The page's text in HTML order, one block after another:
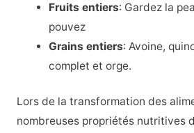
Fruits entiers: Gardez la
pouvez
Grains entiers: Avoine,
complet et orge.
Lors de la transformation des
nombreuses propriétés nutritives